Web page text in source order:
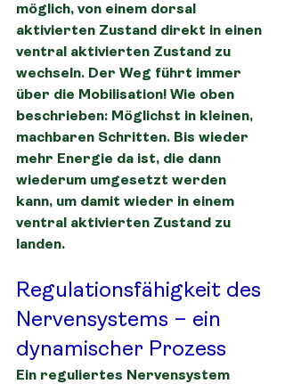
möglich, von einem dorsal
aktivierten Zustand direkt in einen
ventral aktivierten Zustand zu
wechseln. Der Weg führt immer
über die Mobilisation! Wie oben
beschrieben: Möglichst in kleinen,
machbaren Schritten. Bis wieder
mehr Energie da ist, die dann
wiederum umgesetzt werden
kann, um damit wieder in einem
ventral aktivierten Zustand zu
landen.
Regulationsfähigkeit des
Nervensystems – ein
dynamischer Prozess
Ein reguliertes Nervensystem